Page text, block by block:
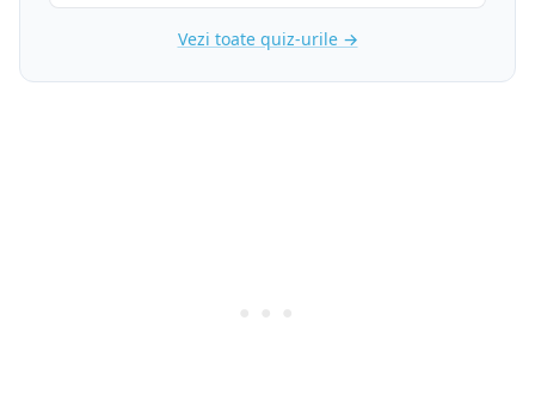
Vezi toate quiz-urile →